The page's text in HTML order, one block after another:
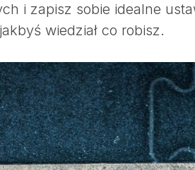
i zapisz sobie idealne
wiedział co robisz.